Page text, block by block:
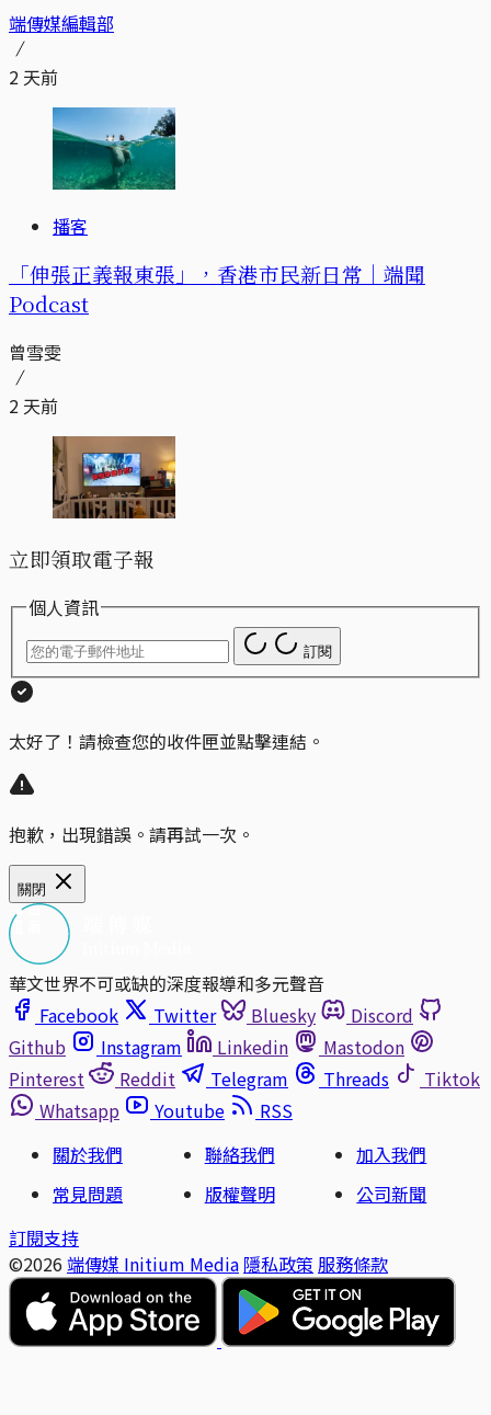
端傳媒編輯部
2 天前
播客
「伸張正義報東張」，香港市民新日常｜端聞
Podcast
曾雪雯
2 天前
立即領取電子報
個人資訊
訂閱
太好了！請檢查您的收件匣並點擊連結。
抱歉，出現錯誤。請再試一次。
關閉
華文世界不可或缺的深度報導和多元聲音
Facebook
Twitter Bluesky
Discord
Github
Instagram Linkedin
Mastodon
Pinterest
Reddit Telegram Threads
Tiktok
Whatsapp
Youtube
RSS
關於我們
聯絡我們
加入我們
常見問題
版權聲明
公司新聞
訂閱支持
©2026 端傳媒 Initium Media 隱私政策 服務條款